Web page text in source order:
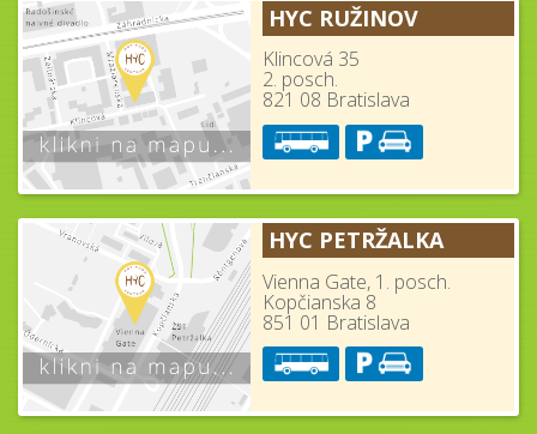
HYC RUŽINOV
Klincová 35
2. posch.
821 08 Bratislava
HYC PETRŽALKA
Vienna Gate, 1. posch.
Kopčianska 8
851 01 Bratislava